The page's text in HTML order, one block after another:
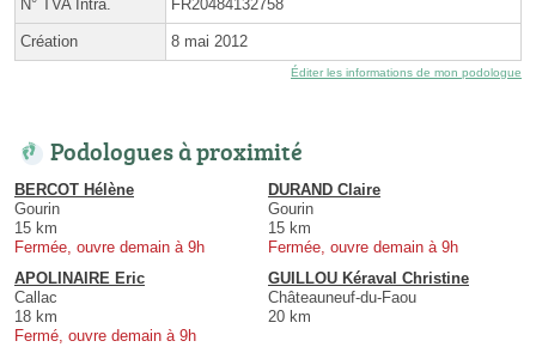
N° TVA Intra. FR20484132758
Création 8 mai 2012
Éditer les informations de mon podologue
Podologues à proximité
BERCOT Hélène
Gourin
15 km
Fermée, ouvre demain à 9h
DURAND Claire
Gourin
15 km
Fermée, ouvre demain à 9h
APOLINAIRE Eric
Callac
18 km
Fermé, ouvre demain à 9h
GUILLOU Kéraval Christine
Châteauneuf-du-Faou
20 km